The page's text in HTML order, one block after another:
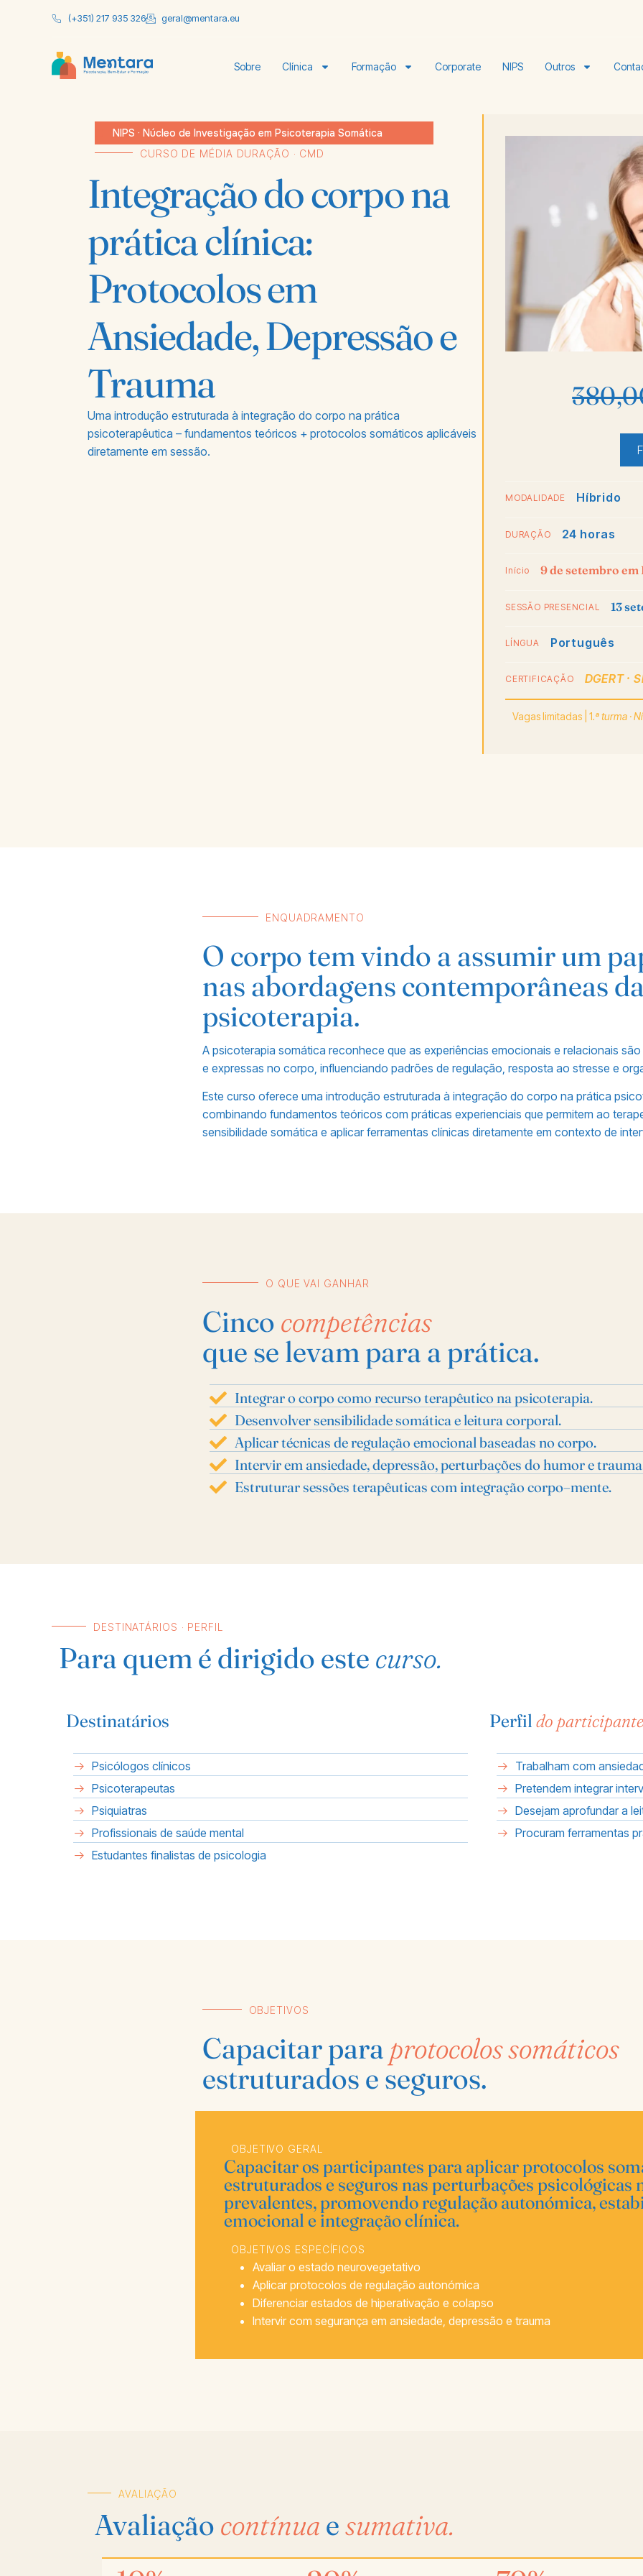
(+351) 217 935 326 geral@mentara.eu
Sobre Clínica Formação Corporate NIPS Outros
NIPS · Núcleo de Investigação em Psicoterapia Somática
CURSO DE MÉDIA DURAÇÃO · CMD
Integração do corpo na
prática clínica:
Protocolos em
Ansiedade, Depressão e
Trauma
Uma introdução estruturada à integração do corpo na prática
psicoterapêutica – fundamentos teóricos + protocolos somáticos aplicáveis
diretamente em sessão.
MODALIDADE Híbrido
DURAÇÃO 24 horas
Início 9 de setembro em
SESSÃO PRESENCIAL 13
LÍNGUA Português
CERTIFICAÇÃO DGERT ·
Vagas limitadas | 1.ª turma ·
ENQUADRAMENTO
O corpo tem vindo a assumir um
nas abordagens contemporâneas
psicoterapia.
A psicoterapia somática reconhece que as experiências emocionais e relacionais
e expressas no corpo, influenciando padrões de regulação, resposta ao stresse e
Este curso oferece uma introdução estruturada à integração do corpo na prática
combinando fundamentos teóricos com práticas experienciais que permitem ao
sensibilidade somática e aplicar ferramentas clínicas diretamente em contexto de
O QUE VAI GANHAR
Cinco competências
que se levam para a prática.
Integrar o corpo como recurso terapêutico na psicoterapia.
Desenvolver sensibilidade somática e leitura corporal.
Aplicar técnicas de regulação emocional baseadas no corpo.
Intervir em ansiedade, depressão, perturbações do humor e
Estruturar sessões terapêuticas com integração corpo–mente.
DESTINATÁRIOS · PERFIL
Para quem é dirigido este curso.
Destinatários
Psicólogos clínicos
Psicoterapeutas
Psiquiatras
Profissionais de saúde mental
Estudantes finalistas de psicologia
Perfil do participante
Trabalham com
Pretendem integrar
Desejam aprofundar a
Procuram ferramentas
OBJETIVOS
Capacitar para protocolos somáticos
estruturados e seguros.
OBJETIVO GERAL
Capacitar os participantes para aplicar protocolos
estruturados e seguros nas perturbações psicológicas
prevalentes, promovendo regulação autonómica,
emocional e integração clínica.
OBJETIVOS ESPECÍFICOS
Avaliar o estado neurovegetativo
Aplicar protocolos de regulação autonómica
Diferenciar estados de hiperativação e colapso
Intervir com segurança em ansiedade, depressão e trauma
AVALIAÇÃO
Avaliação contínua esumativa.